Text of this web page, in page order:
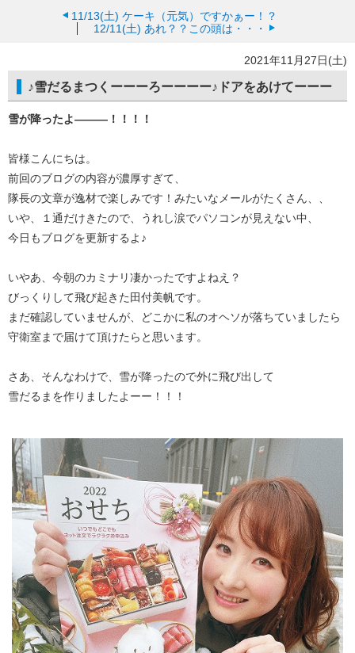
11/13(土) ケーキ（元気）ですかぁー！？
12/11(土) あれ？？この頭は・・・
2021年11月27日(土)
♪雪だるまつくーーーろーーーー♪ドアをあけてーーー
雪が降ったよ———！！！！
皆様こんにちは。
前回のブログの内容が濃厚すぎて、
隊長の文章が逸材で楽しみです！みたいなメールがたくさん、、
いや、１通だけきたので、うれし涙でパソコンが見えない中、
今日もブログを更新するよ♪
いやあ、今朝のカミナリ凄かったですよねえ？
びっくりして飛び起きた田付美帆です。
まだ確認していませんが、どこかに私のオヘソが落ちていましたら
守衛室まで届けて頂けたらと思います。
さあ、そんなわけで、雪が降ったので外に飛び出して
雪だるまを作りましたよーー！！！